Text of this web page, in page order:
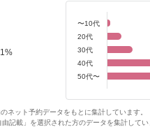
1%
〜10代
20代
30代
40代
50代〜
ット予約データをもとに集計しています。
記載」を選択された方のデータを集計してい